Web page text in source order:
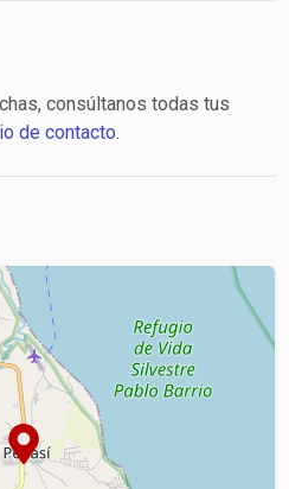
consúltanos todas tus
de contacto.